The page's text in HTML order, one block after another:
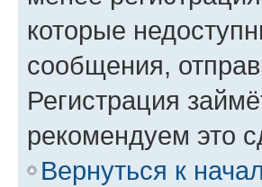
которые
сообщения,
Регистрация
рекомендуем это
Вернуться к